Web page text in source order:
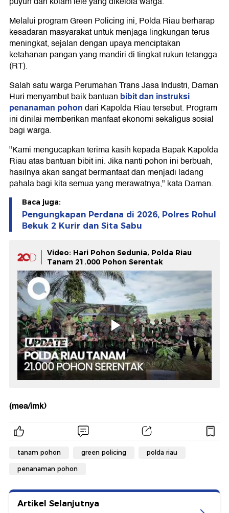
Melalui program Green Policing ini, Polda Riau berharap
kesadaran masyarakat untuk menjaga lingkungan terus
meningkat, sejalan dengan upaya menciptakan
ketahanan pangan yang mandiri di tingkat rukun tetangga
(RT).
Salah satu warga Perumahan Trans Jasa Industri, Daman
Huri menyambut baik bantuan bibit dan instruksi
penanaman pohondari Kapolda Riau tersebut. Program
ini dinilai memberikan manfaat ekonomi sekaligus sosial
bagi warga.
"Kami mengucapkan terima kasih kepada Bapak Kapolda
Riau atas bantuan bibit ini. Jika nanti pohon ini berbuah,
hasilnya akan sangat bermanfaat dan menjadi ladang
pahala bagi kita semua yang merawatnya," kata Daman.
Baca juga:
Pengungkapan Perdana di 2026, Polres Rohul
Bekuk 2 Kurir dan Sita Sabu
Video: Hari Pohon Sedunia, Polda Riau
Tanam 21.000 Pohon Serentak
(mea/imk)
tanam pohon green policing polda riau
penanaman pohon
Artikel Selanjutnya